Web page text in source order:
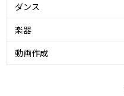
ダンス
楽器
動画作成